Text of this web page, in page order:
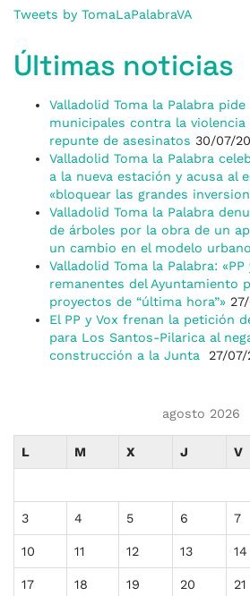
Tweets by TomaLaPalabraVA
Últimas noticias
Valladolid Toma la Palabra
municipales contra la
repunte de asesinatos 30/07/
Valladolid Toma la Palabra
a la nueva estación y acusa al
«bloquear las grandes
Valladolid Toma la Palabra
de árboles por la obra de un
un cambio en el modelo urbano
Valladolid Toma la Palabra:
remanentes del Ayuntamiento
proyectos de “última hora”»
El PP y Vox frenan la petición
para Los Santos-Pilarica al
construcción a la Junta
27/07/
agosto 2026
L M X J V
3 4 5 6 7
10 11 12 13 14
17 18 19 20 21